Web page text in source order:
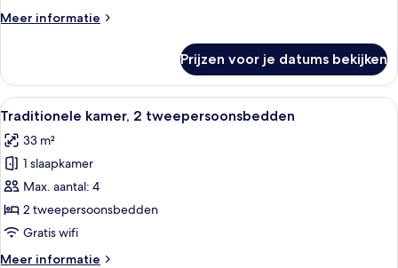
op
laden
Meer informatie
Meer
kamer,
kingsize
uitzicht
op
de
stad
Prijzen voor je datums bekijken
Alle
foto's
voor
Traditionele
kamer,
2
tweepersoonsbedden
Een moderne keuken met een
6
Traditionele kamer, 2 tweepersoonsbedden
33 m²
1 slaapkamer
Max. aantal: 4
2 tweepersoonsbedden
Gratis wifi
Meer informatie
Meer